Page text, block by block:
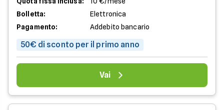
Bolletta:
Elettronica
Pagamento:
Addebito bancario
50€ di sconto per il primo anno
Vai